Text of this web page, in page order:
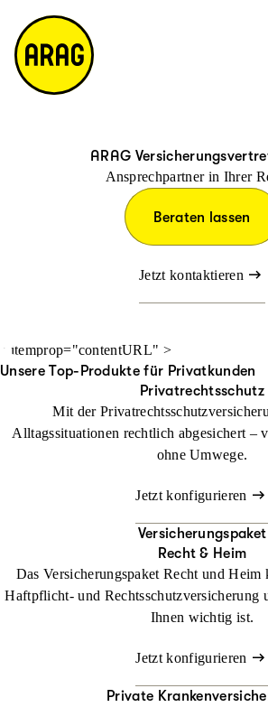
m
a
p
ARAG
Ansprechpartner in Ihrer
Beraten lassen
Jetzt kontaktieren
" itemprop="contentURL" >
Unsere Top-Produkte für Privatkunden
Privatrechtsschutz
Mit der
Alltagssituationen rechtlich abgesichert –
ohne Umwege.
Jetzt konfigurieren
Versicherungspaket
Recht & Heim
Das Versicherungspaket Recht und Heim
Haftpflicht- und Rechtsschutzversicherung
Ihnen wichtig ist.
Jetzt konfigurieren
Private